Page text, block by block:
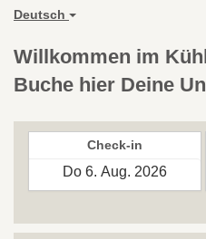
Deutsch
Willkommen im
Buche hier Deine
Check-in